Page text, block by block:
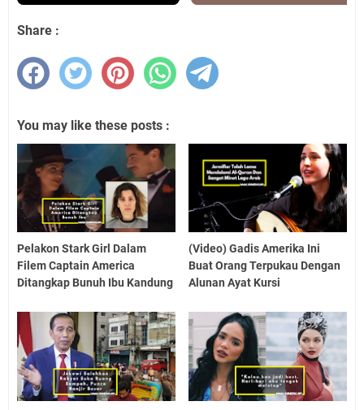
Share :
You may like these posts :
Pelakon Stark Girl Dalam
Filem Captain America
Ditangkap Bunuh Ibu Kandung
(Video) Gadis Amerika Ini
Buat Orang Terpukau Dengan
Alunan Ayat Kursi